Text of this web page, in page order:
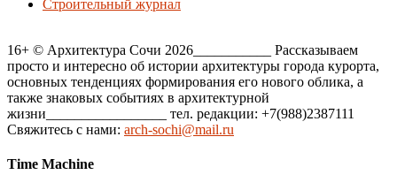
Строительный журнал
16+ © Архитектура Сочи 2026___________ Рассказываем
просто и интересно об истории архитектуры города курорта,
основных тенденциях формирования его нового облика, а
также знаковых событиях в архитектурной
жизни_________________ тел. редакции: +7(988)2387111
Свяжитесь с нами: arch-sochi@mail.ru
Time Machine